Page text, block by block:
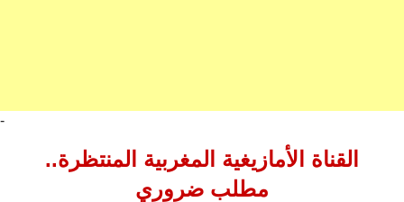
-
القناة الأمازيغية المغربية المنتظرة..
مطلب ضروري